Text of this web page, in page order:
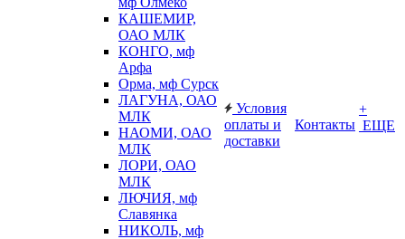
КАШЕМИР,
ОАО МЛК
КОНГО, мф
Арфа
Орма, мф Сурск
ЛАГУНА, ОАО
МЛК
НАОМИ, ОАО
МЛК
ЛОРИ, ОАО
МЛК
ЛЮЧИЯ, мф
Славянка
НИКОЛЬ, мф
Условия
оплаты и
доставки
Контакты
+
ЕЩЕ